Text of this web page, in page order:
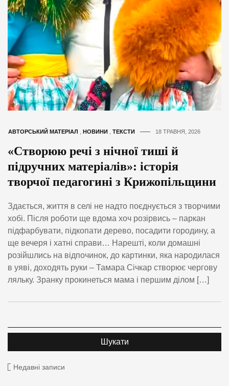
АВТОРСЬКИЙ МАТЕРІАЛ НОВИНИ ТЕКСТИ 18 ТРАВНЯ, 2026
«Створюю речі з нічної тиші й
підручних матеріалів»: історія
творчої педагогині з Крижопільщини
Здається, життя в селі не надто поєднується з творчими
хобі. Після роботи ще вдома хоч розірвись – паркан
підфарбувати, підкопати дерево, посадити городину, а
ще вечеря і хатні справи… Нарешті, коли домашні
розійшлись на відпочинок, до картинки, яка народилася
в уяві, доходять руки – Тамара Січкар створює чергову
ляльку. Зранку прокинеться мама і першим ділом […]
Недавні записи